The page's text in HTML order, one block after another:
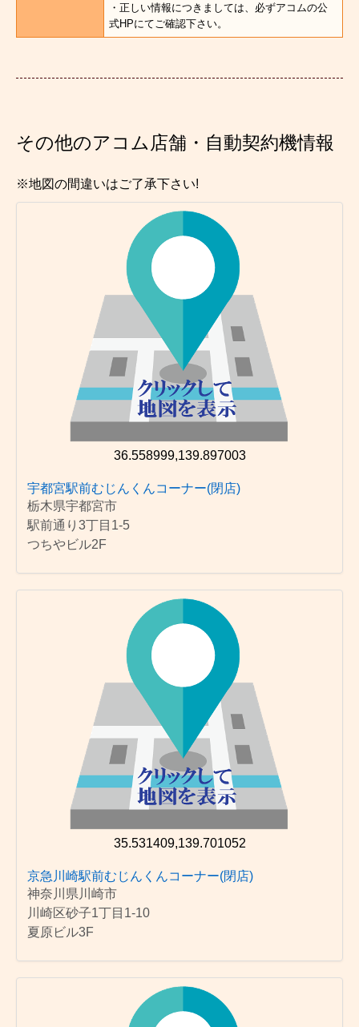
・正しい情報につきましては、必ずアコムの公
式HPにてご確認下さい。
その他のアコム店舗・自動契約機情報
※地図の間違いはご了承下さい!
36.558999,139.897003
宇都宮駅前むじんくんコーナー(閉店)
栃木県宇都宮市
駅前通り3丁目1-5
つちやビル2F
35.531409,139.701052
京急川崎駅前むじんくんコーナー(閉店)
神奈川県川崎市
川崎区砂子1丁目1-10
夏原ビル3F